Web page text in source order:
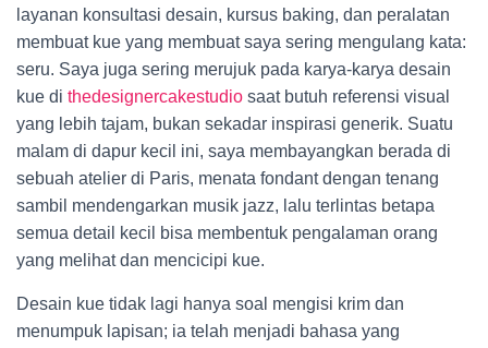
layanan konsultasi desain, kursus baking, dan peralatan
membuat kue yang membuat saya sering mengulang kata:
seru. Saya juga sering merujuk pada karya-karya desain
kue di thedesignercakestudio saat butuh referensi visual
yang lebih tajam, bukan sekadar inspirasi generik. Suatu
malam di dapur kecil ini, saya membayangkan berada di
sebuah atelier di Paris, menata fondant dengan tenang
sambil mendengarkan musik jazz, lalu terlintas betapa
semua detail kecil bisa membentuk pengalaman orang
yang melihat dan mencicipi kue.
Desain kue tidak lagi hanya soal mengisi krim dan
menumpuk lapisan; ia telah menjadi bahasa yang